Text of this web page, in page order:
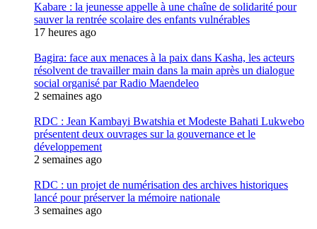
Kabare : la jeunesse appelle à une chaîne de solidarité pour
sauver la rentrée scolaire des enfants vulnérables
17 heures ago
Bagira: face aux menaces à la paix dans Kasha, les acteurs
résolvent de travailler main dans la main après un dialogue
social organisé par Radio Maendeleo
2 semaines ago
RDC : Jean Kambayi Bwatshia et Modeste Bahati Lukwebo
présentent deux ouvrages sur la gouvernance et le
développement
2 semaines ago
RDC : un projet de numérisation des archives historiques
lancé pour préserver la mémoire nationale
3 semaines ago